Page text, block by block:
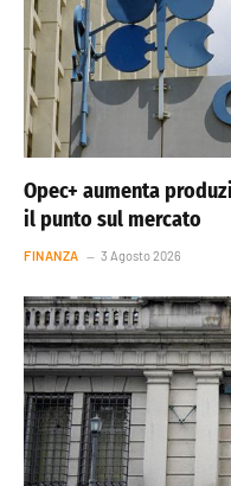
Opec+ aumenta
il punto sul mercato
FINANZA 3 Agosto 2026